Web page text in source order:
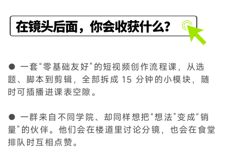
● 一套“零基础友好”的短视频创作流程课，从选
题、脚本到剪辑，全部拆成 15 分钟的小模块，随
时可插播进课表空隙。
● 一群来自不同学院、却同样想把“想法”变成“销
量”的伙伴。他们会在楼道里讨论分镜，也会在食堂
排队时互相点赞。